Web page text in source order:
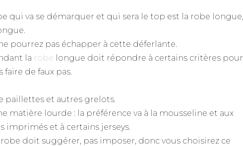
qui va se démarquer et qui sera le top est la robe longue,
pourrez pas échapper à cette déferlante.
la robe longue doit répondre à certains critères pour
faire de faux pas.
paillettes et autres grelots.
matière lourde : la préférence va à la mousseline et aux
imprimés et à certains jerseys.
doit suggérer, pas imposer, donc vous choisirez ce